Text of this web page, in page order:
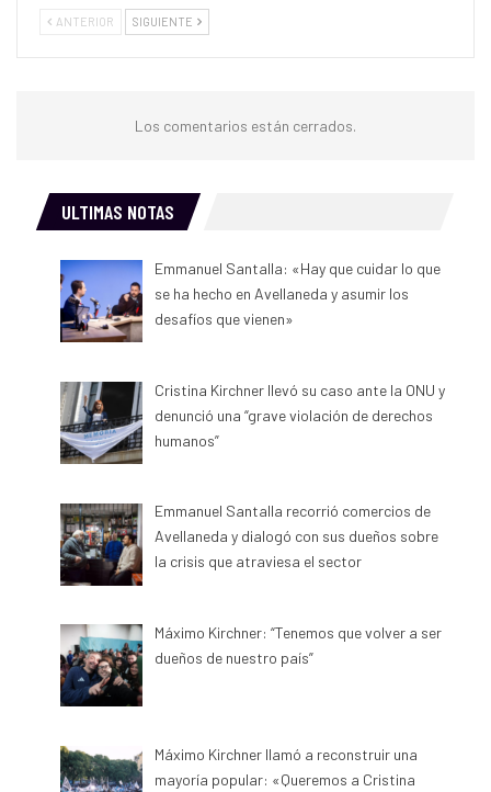
ANTERIOR SIGUIENTE
Los comentarios están cerrados.
ULTIMAS NOTAS
Emmanuel Santalla: «Hay que cuidar lo que
se ha hecho en Avellaneda y asumir los
desafíos que vienen»
Cristina Kirchner llevó su caso ante la ONU y
denunció una “grave violación de derechos
humanos”
Emmanuel Santalla recorrió comercios de
Avellaneda y dialogó con sus dueños sobre
la crisis que atraviesa el sector
Máximo Kirchner: “Tenemos que volver a ser
dueños de nuestro país”
Máximo Kirchner llamó a reconstruir una
mayoría popular: «Queremos a Cristina